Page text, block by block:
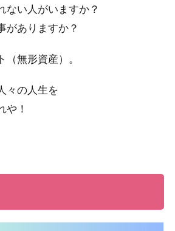
ない人がいますか？
がありますか？
（無形資産）。
々の人生を
や！